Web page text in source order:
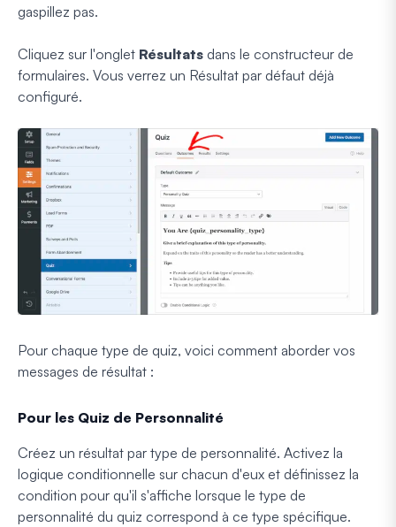
gaspillez pas.
Cliquez sur l'onglet Résultats dans le constructeur de
formulaires. Vous verrez un Résultat par défaut déjà
configuré.
Pour chaque type de quiz, voici comment aborder vos
messages de résultat :
Pour les Quiz de Personnalité
Créez un résultat par type de personnalité. Activez la
logique conditionnelle sur chacun d'eux et définissez la
condition pour qu'il s'affiche lorsque le type de
personnalité du quiz correspond à ce type spécifique.